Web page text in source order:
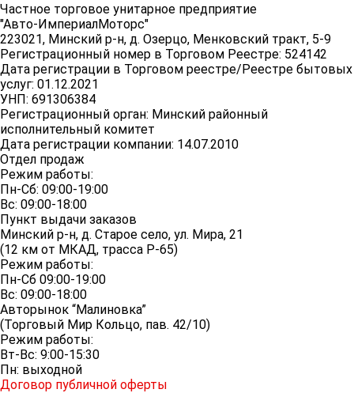
Частное торговое унитарное предприятие
"Авто-ИмпериалМоторс"
223021, Минский р-н, д. Озерцо, Менковский тракт, 5-9
Регистрационный номер в Торговом Реестре: 524142
Дата регистрации в Торговом реестре/Реестре бытовых
услуг: 01.12.2021
УНП: 691306384
Регистрационный орган: Минский районный
исполнительный комитет
Дата регистрации компании: 14.07.2010
Отдел продаж
Режим работы:
Пн-Сб: 09:00-19:00
Вс: 09:00-18:00
Пункт выдачи заказов
Минский р-н, д. Старое село, ул. Мира, 21
(12 км от МКАД, трасса P-65)
Режим работы:
Пн-Сб 09:00-19:00
Вс: 09:00-18:00
Авторынок “Малиновка”
(Торговый Мир Кольцо, пав. 42/10)
Режим работы:
Вт-Вс: 9:00-15:30
Пн: выходной
Договор публичной оферты